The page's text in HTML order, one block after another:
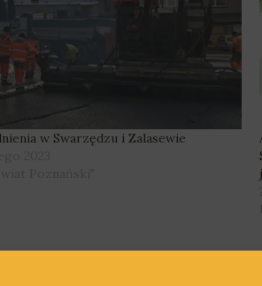
w Swarzędzu i Zalasewie